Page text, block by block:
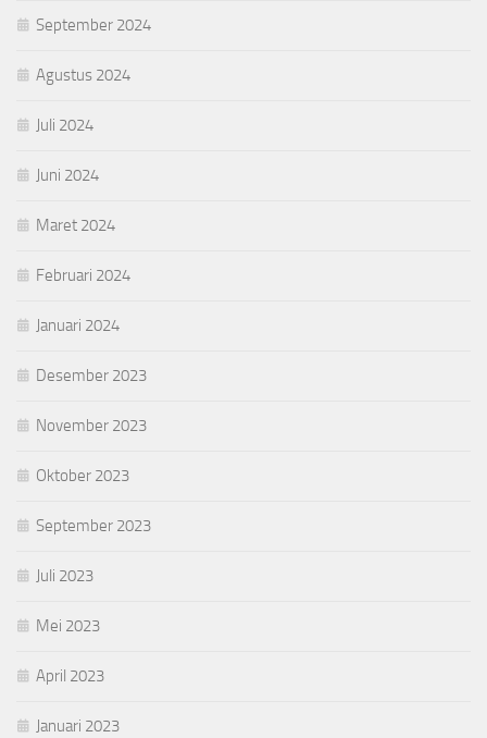
September 2024
Agustus 2024
Juli 2024
Juni 2024
Maret 2024
Februari 2024
Januari 2024
Desember 2023
November 2023
Oktober 2023
September 2023
Juli 2023
Mei 2023
April 2023
Januari 2023